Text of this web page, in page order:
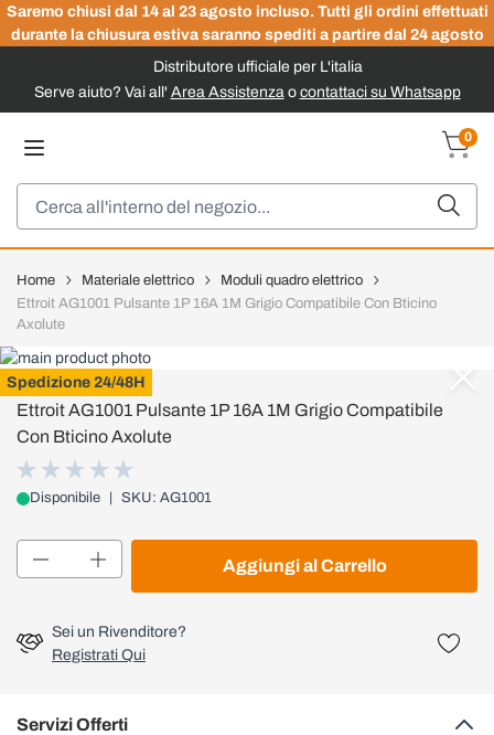
Saremo chiusi dal 14 al 23 agosto incluso. Tutti gli ordini effettuati
durante la chiusura estiva saranno spediti a partire dal 24 agosto
Distributore ufficiale per L'italia
Serve aiuto? Vai all' Area Assistenzao contattaci su Whatsapp
0
Home Materiale elettrico
Moduli quadro elettrico
Ettroit AG1001 Pulsante 1P 16A 1M Grigio Compatibile Con Bticino
Axolute
Spedizione 24/48H
ETTROIT
Ettroit AG1001 Pulsante 1P 16A 1M Grigio Compatibile
Con Bticino Axolute
Disponibile SKU: AG1001
Aggiungi al Carrello
Sei un Rivenditore?
Registrati Qui
Servizi Offerti